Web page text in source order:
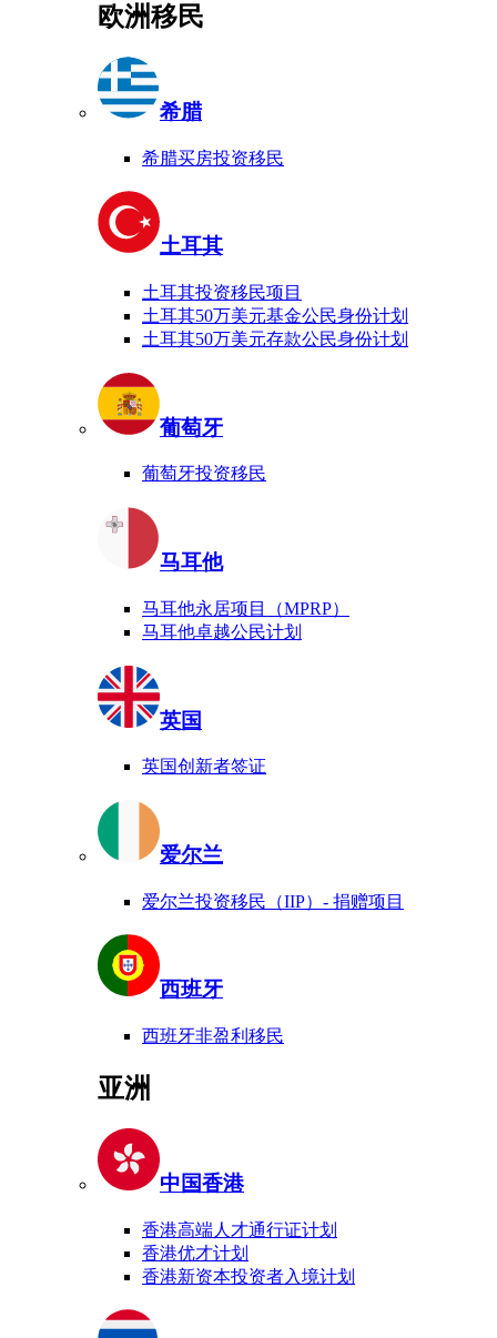
欧洲移民
希腊
希腊买房投资移民
土耳其
土耳其投资移民项目
土耳其50万美元基金公民身份计划
土耳其50万美元存款公民身份计划
葡萄牙
葡萄牙投资移民
马耳他
马耳他永居项目（MPRP）
马耳他卓越公民计划
英国
英国创新者签证
爱尔兰
爱尔兰投资移民（IIP）- 捐赠项目
西班牙
西班牙非盈利移民
亚洲
中国香港
香港高端人才通行证计划
香港优才计划
香港新资本投资者入境计划